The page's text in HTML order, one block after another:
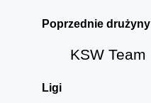
Poprzednie drużyny
KSW Team
Ligi